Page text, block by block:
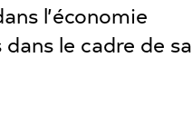
l’économie
le cadre de sa